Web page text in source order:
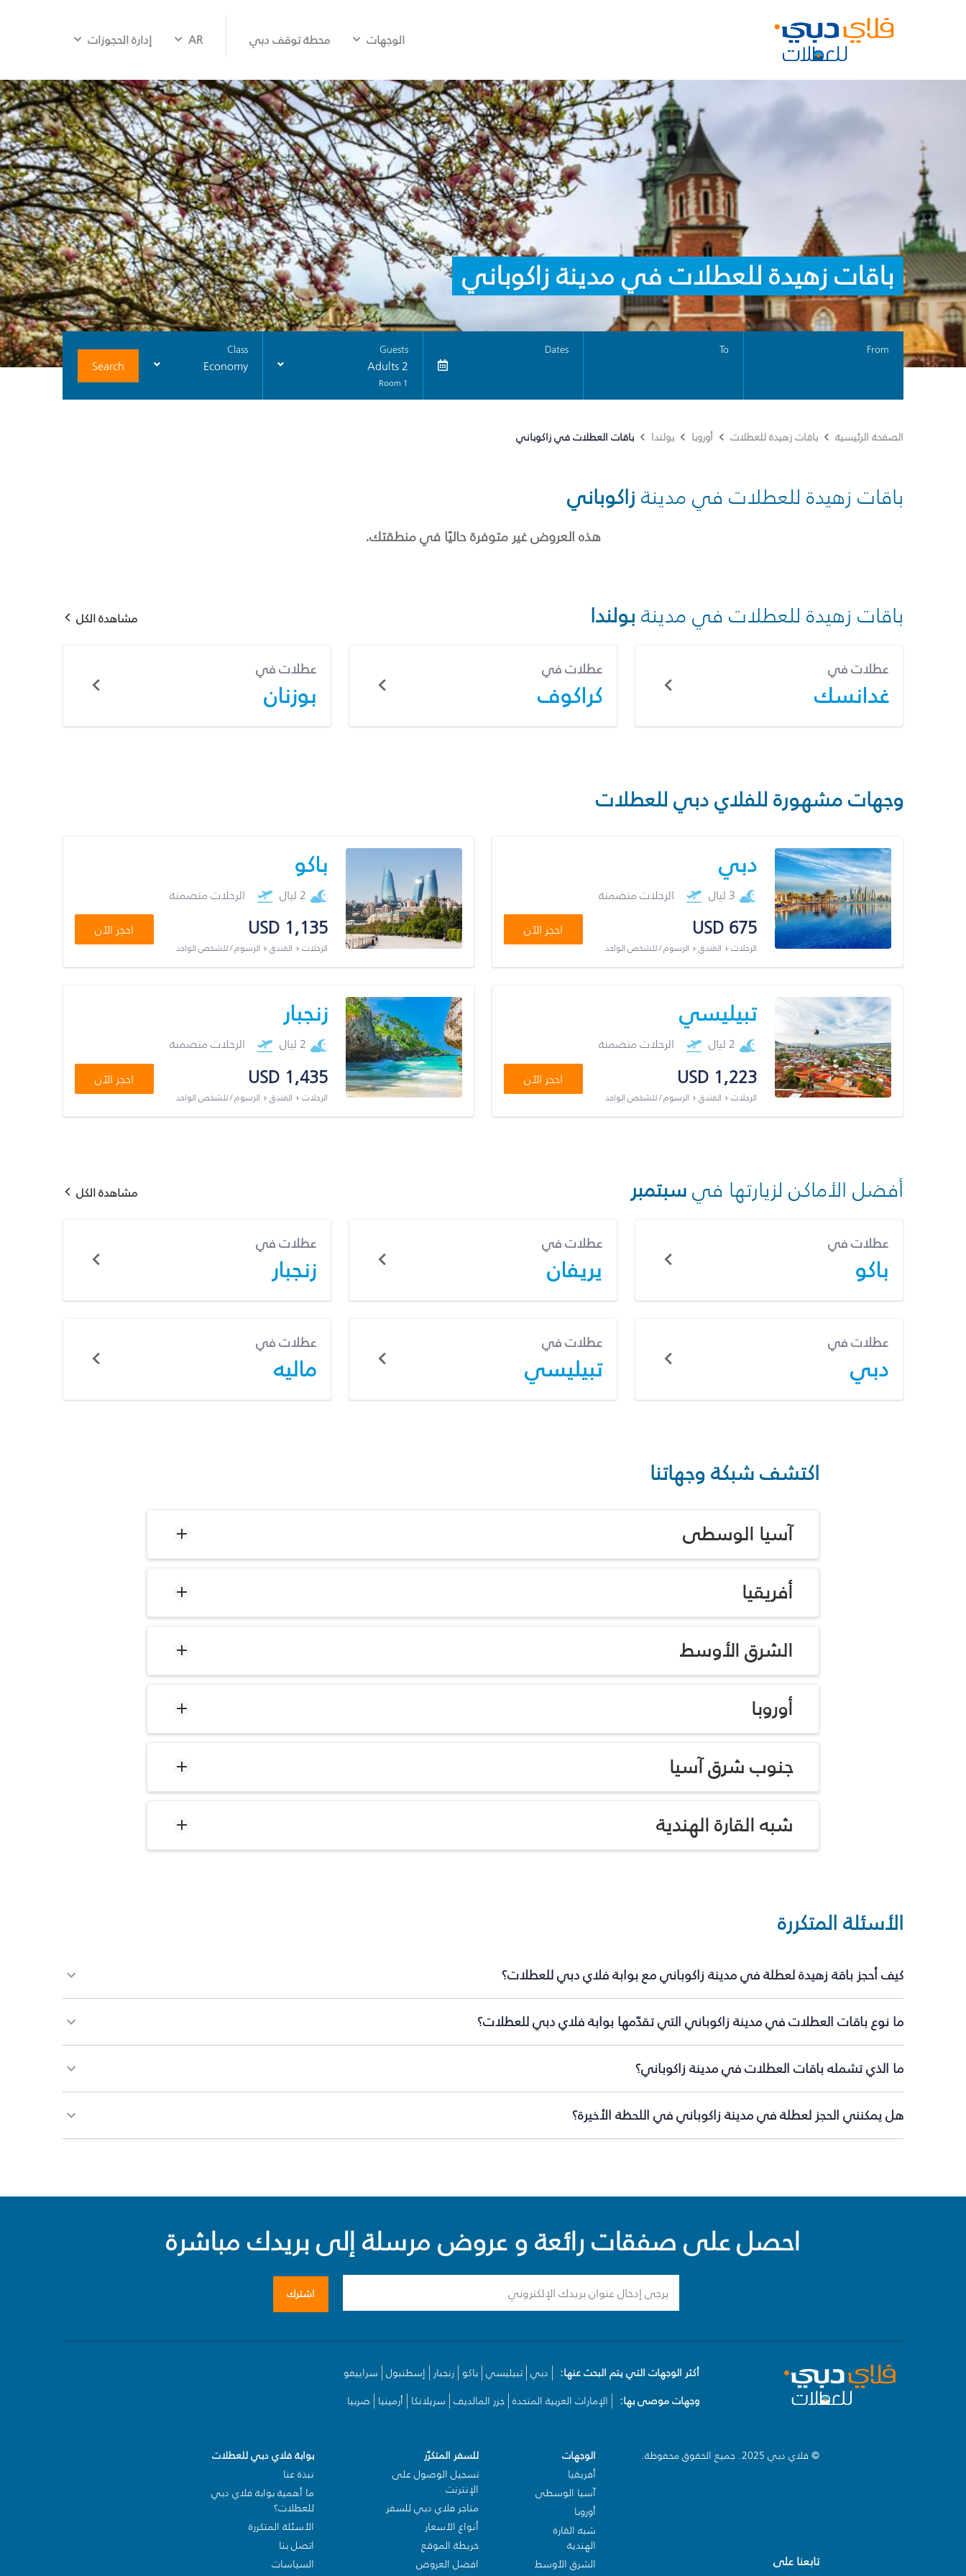
الوجهات محطة توقف دبي AR إدارة الحجوزات
باقات زهيدة للعطلات في مدينة زاكوباني
From
To
Dates
Guests
2 Adults
1 Room
Class
Economy
Search
الصفحة الرئيسية باقات زهيدة للعطلات أوروبا بولندا باقات العطلات في زاكوباني
باقات زهيدة للعطلات في مدينة زاكوباني
هذه العروض غير متوفرة حاليًا في منطقتك.
باقات زهيدة للعطلات في مدينة بولندا مشاهدة الكل
عطلات في
غدانسك
عطلات في
كراكوف
عطلات في
بوزنان
وجهات مشهورة للفلاي دبي للعطلات
دبي
3 ليال الرحلات متضمنة
USD 675
الرحلات + الفندق + الرسوم / للشخص الواحد
احجز الآن
باكو
2 ليال الرحلات متضمنة
USD 1,135
الرحلات + الفندق + الرسوم / للشخص الواحد
احجز الآن
تبيليسي
2 ليال الرحلات متضمنة
USD 1,223
الرحلات + الفندق + الرسوم / للشخص الواحد
احجز الآن
زنجبار
2 ليال الرحلات متضمنة
USD 1,435
الرحلات + الفندق + الرسوم / للشخص الواحد
احجز الآن
أفضل الأماكن لزيارتها فيسبتمبر مشاهدة الكل
عطلات في
باكو
عطلات في
يريفان
عطلات في
زنجبار
عطلات في
دبي
عطلات في
تبيليسي
عطلات في
ماليه
اكتشف شبكة وجهاتنا
آسيا الوسطى
أفريقيا
الشرق الأوسط
أوروبا
جنوب شرق آسيا
شبه القارة الهندية
الأسئلة المتكررة
كيف أحجز باقة زهيدة لعطلة في مدينة زاكوباني مع بوابة فلاي دبي للعطلات؟
ما نوع باقات العطلات في مدينة زاكوباني التي تقدّمها بوابة فلاي دبي للعطلات؟
ما الذي تشمله باقات العطلات في مدينة زاكوباني؟
هل يمكنني الحجز لعطلة في مدينة زاكوباني في اللحظة الأخيرة؟
احصل على صفقات رائعة و عروض مرسلة إلى بريدك مباشرة
اشترك
أكثر الوجهات التي يتم البحث عنها: دبي تبيليسي باكو زنجبار إسطنبول سراييفو
وجهات موصى بها:
الإمارات العربية المتحدة جزر المالديف سريلانكا أرمينيا صربيا
© فلاي دبي 2025. جميع الحقوق محفوظة.
تابعنا على
الوجهات
أفريقيا
آسيا الوسطى
أوروبا
شبه القارة
الهندية
الشرق الأوسط
للسفر المتكرّر
تسجيل الوصول على
الإنترنت
متاجر فلاي دبي للسفر
أنواع الأسعار
خريطة الموقع
افضل العروض
بوابة فلاي دبي للعطلات
نبذة عنا
ما أهمية بوابة فلاي دبي
للعطلات؟
الأسئلة المتكررة
اتصل بنا
السياسات